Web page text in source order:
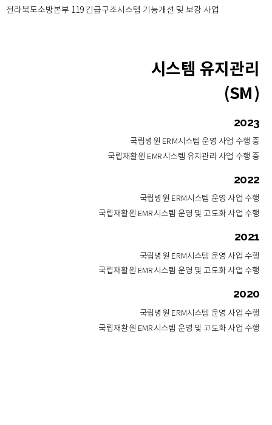
전라북도소방본부 119 긴급구조시스템 기능개선 및 보강 사업
시스템 유지관리
(SM)
2023
국립병원 ERM시스템 운영 사업 수행 중
국립재활원 EMR시스템 유지관리 사업 수행 중
2022
국립병원 ERM시스템 운영 사업 수행
국립재활원 EMR시스템 운영 및 고도화 사업 수행
2021
국립병원 ERM시스템 운영 사업 수행
국립재활원 EMR시스템 운영 및 고도화 사업 수행
2020
국립병원 ERM시스템 운영 사업 수행
국립재활원 EMR시스템 운영 및 고도화 사업 수행